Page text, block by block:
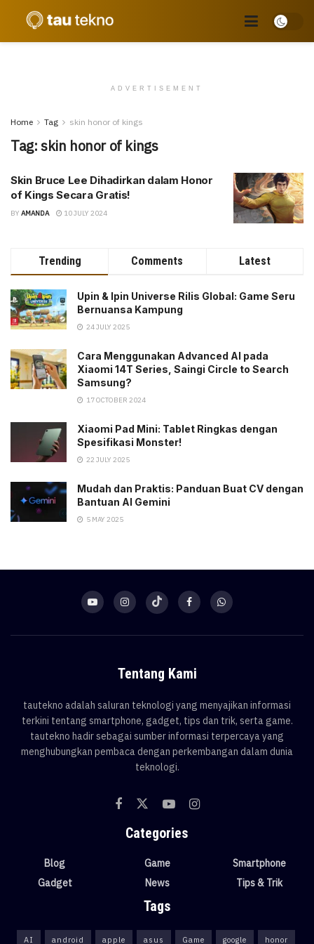
ADVERTISEMENT
Home Tag skin honor of kings
Tag:skin honor of kings
Skin Bruce Lee Dihadirkan dalam Honor
of Kings Secara Gratis!
BY AMANDA 10 JULY 2024
Trending Comments Latest
Upin & Ipin Universe Rilis Global: Game Seru
Bernuansa Kampung
24 JULY 2025
Cara Menggunakan Advanced AI pada
Xiaomi 14T Series, Saingi Circle to Search
Samsung?
17 OCTOBER 2024
Xiaomi Pad Mini: Tablet Ringkas dengan
Spesifikasi Monster!
22 JULY 2025
Mudah dan Praktis: Panduan Buat CV dengan
Bantuan AI Gemini
5 MAY 2025
Tentang Kami
tautekno adalah saluran teknologi yang menyajikan informasi
terkini tentang smartphone, gadget, tips dan trik, serta game.
tautekno hadir sebagai sumber informasi terpercaya yang
menghubungkan pembaca dengan perkembangan dalam dunia
teknologi.
Categories
Blog
Gadget
Game
News
Smartphone
Tips & Trik
Tags
AI android apple asus Game google honor